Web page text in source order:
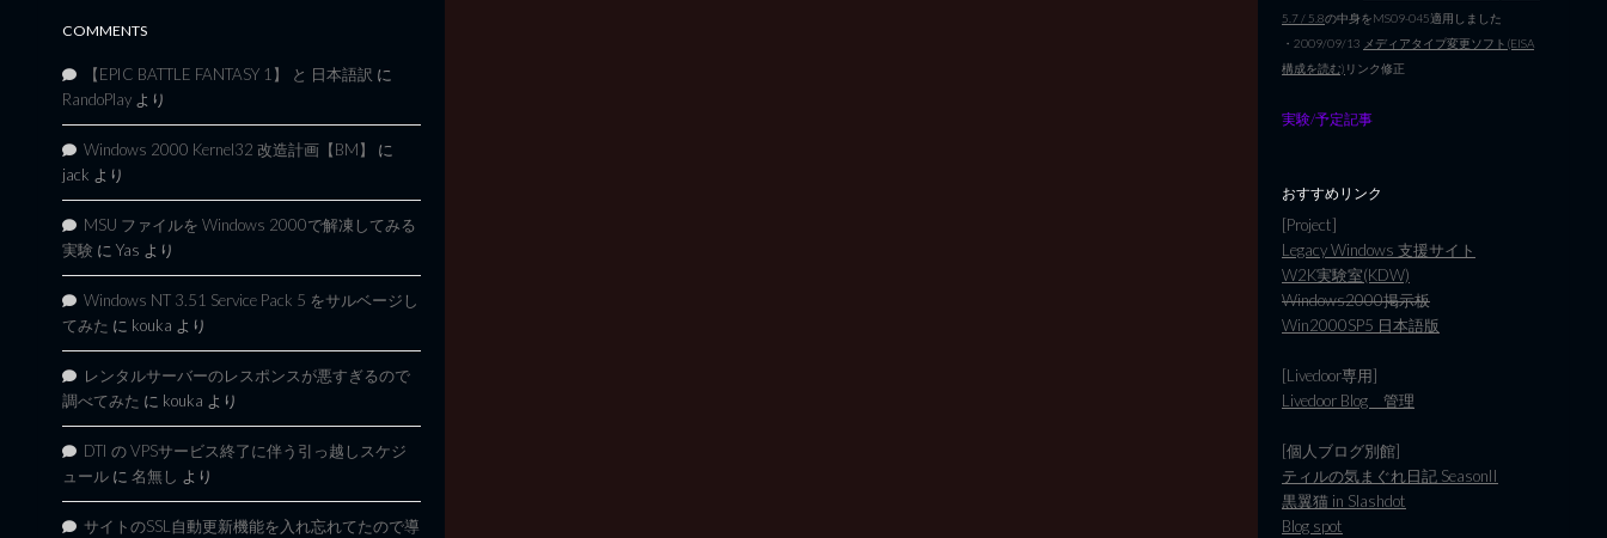
COMMENTS
【EPIC BATTLE FANTASY 1】 と 日本語訳 に
RandoPlay より
Windows 2000 Kernel32 改造計画【BM】
に
jack より
MSU ファイルを Windows 2000で解凍してみる
実験 に Yas より
Windows NT 3.51 Service Pack 5 をサルベージし
てみた に kouka より
レンタルサーバーのレスポンスが悪すぎるので
調べてみた に kouka より
DTI の VPSサービス終了に伴う引っ越しスケジ
ュール に 名無し より
サイトのSSL自動更新機能を入れ忘れてたので導
5.7 / 5.8の中身をMS09-045適用しました
・2009/09/13 メディアタイプ変更ソフト(EISA
構成を読む) リンク修正
実験/予定記事
おすすめリンク
[Project]
Legacy Windows 支援サイト
W2K実験室(KDW)
Windows2000掲示板
Win2000SP5 日本語版
[Livedoor専用]
Livedoor Blog 管理
[個人ブログ別館]
ティルの気まぐれ日記 SeasonII
黒翼猫 in Slashdot
Blog spot